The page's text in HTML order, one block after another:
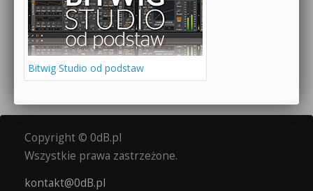
Bitwig Studio od podstaw
Copyright © 0dB.pl
Wszystkie prawa zastrzeżone.
kontakt@0dB.pl